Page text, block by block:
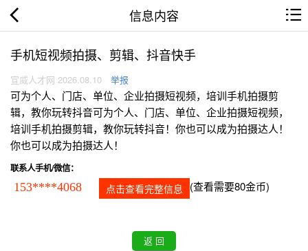
信息内容
手机短视频拍摄、剪辑、抖音快手
宣威人才网 2026.08.10 举报
可为个人、门店、单位、企业拍摄短视频，培训手机拍摄剪
辑，教你玩转抖音可为个人、门店、单位、企业拍摄短视频，
培训手机拍摄剪辑，教你玩转抖音！你也可以成为拍摄达人！
你也可以成为拍摄达人！
联系人手机/微信：
153****4068 点击查看完整信息 (查看需要80金币)